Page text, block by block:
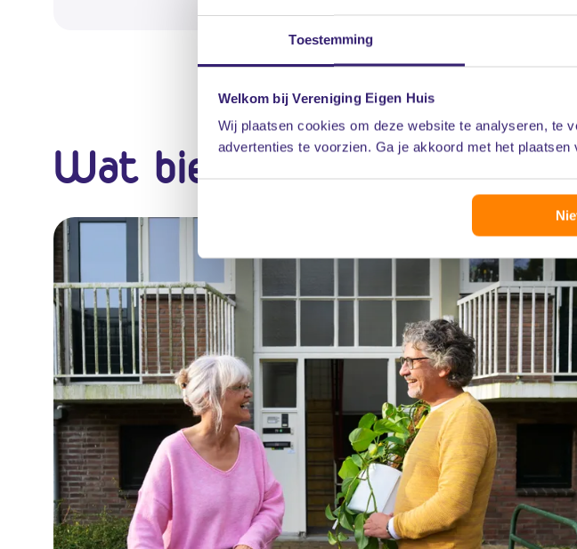
Toestemming
Welkom bij Vereniging Eigen Huis
Wij plaatsen cookies om deze website te analyseren, te
advertenties te voorzien. Ga je akkoord met het plaatsen
Wat biedt AppApp?